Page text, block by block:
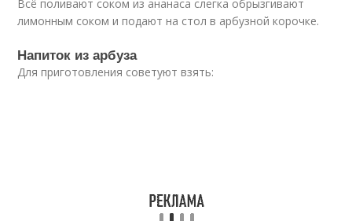
Всё поливают соком из ананаса слегка обрызгивают
лимонным соком и подают на стол в арбузной корочке.
Напиток из арбуза
Для приготовления советуют взять: